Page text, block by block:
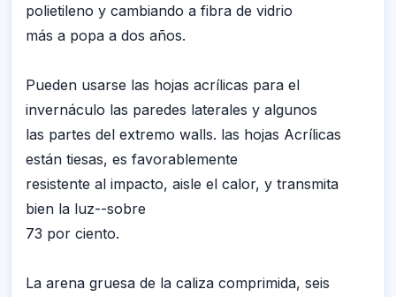
polietileno y cambiando a fibra de vidrio
más a popa a dos años.
Pueden usarse las hojas acrílicas para el
invernáculo las paredes laterales y algunos
las partes del extremo walls. las hojas Acrílicas
están tiesas, es favorablemente
resistente al impacto, aisle el calor, y transmita
bien la luz--sobre
73 por ciento.
La arena gruesa de la caliza comprimida, seis